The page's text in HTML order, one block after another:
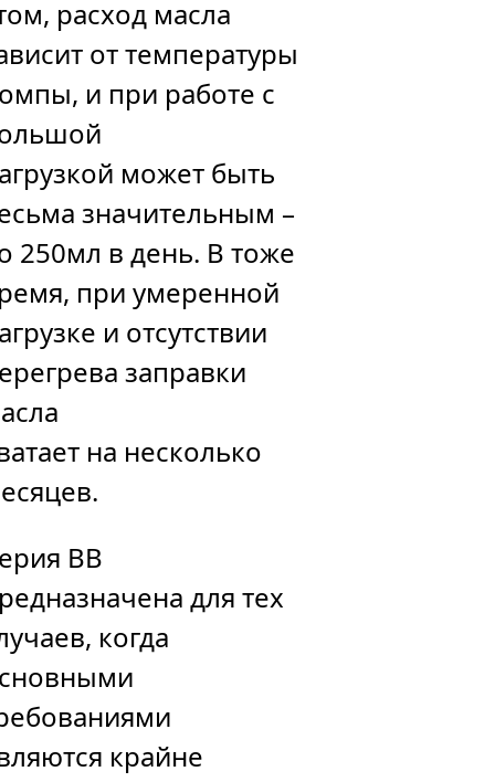
расход масла
от температуры
и при работе с
может быть
значительным –
250мл в день. В тоже
при умеренной
и отсутствии
заправки
на несколько
BB
для тех
когда
крайне